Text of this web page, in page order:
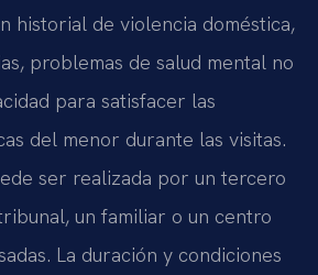
historial de violencia doméstica,
problemas de salud mental no
para satisfacer las
del menor durante las visitas.
ser realizada por un tercero
un familiar o un centro
La duración y condiciones